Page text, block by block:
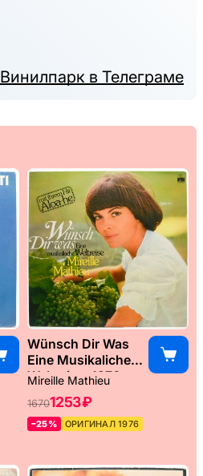
Винилпарк в Телеграме
Wünsch Dir Was
Eine Musikaliche
Weltreise, 1976
Mireille Mathieu
16701253 ₽
–25% ОРИГИНАЛ 1976